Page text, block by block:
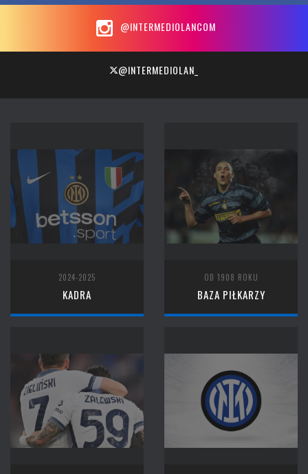
@INTERMEDIOLANCOM
@INTERMEDIOLAN_
2024-2025
KADRA
OD 1908 ROKU
BAZA PIŁKARZY